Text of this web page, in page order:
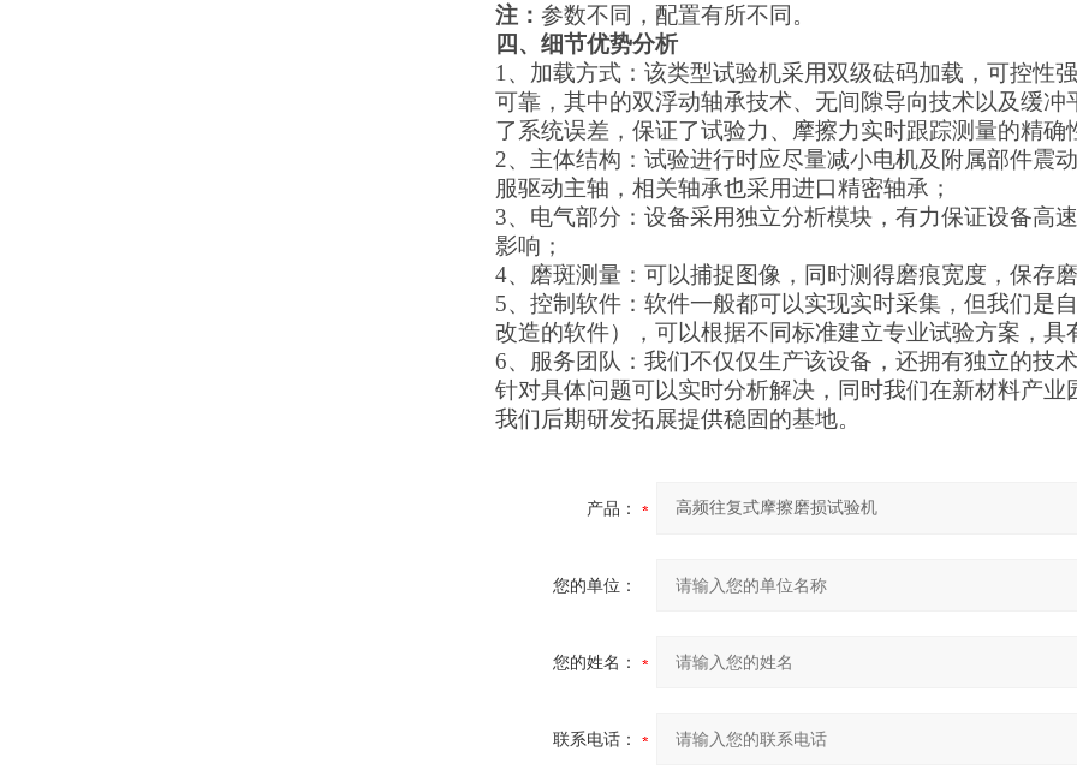
注： 参数不同，配置有所不同。
四、细节优势分析
1、加载方式：该类型试验机采用双级砝码加载，可控性
可靠，其中的双浮动轴承技术、无间隙导向技术以及缓
了系统误差，保证了试验力、摩擦力实时跟踪测量的精确
2、主体结构：试验进行时应尽量减小电机及附属部件震
服驱动主轴，相关轴承也采用进口精密轴承；
3、电气部分：设备采用独立分析模块，有力保证设备高
影响；
4、磨斑测量：可以捕捉图像，同时测得磨痕宽度，保存
5、控制软件：软件一般都可以实现实时采集，但我们是
改造的软件），可以根据不同标准建立专业试验方案，
6、服务团队：我们不仅仅生产该设备，还拥有独立的技
针对具体问题可以实时分析解决，同时我们在新材料产
我们后期研发拓展提供稳固的基地。
产品：
您的单位：
您的姓名：
联系电话：